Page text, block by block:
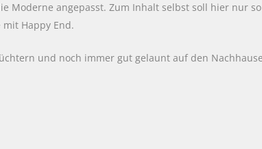
angepasst. Zum Inhalt selbst soll hier nur
Happy End.
und noch immer gut gelaunt auf den